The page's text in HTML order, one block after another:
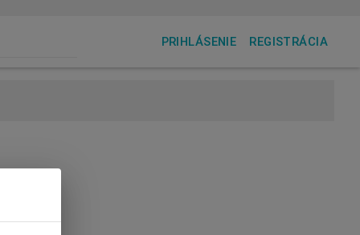
PRIHLÁSENIE REGISTRÁCIA